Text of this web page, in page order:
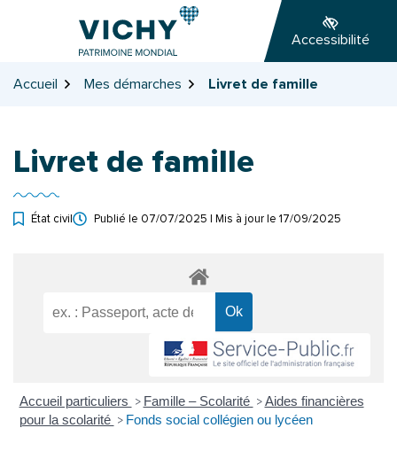
page
Accessibilité
Accueil Mes démarches Livret de famille
Livret de famille
État civil Publié le 07/07/2025 | Mis à jour le 17/09/2025
Accueil particuliers > Famille – Scolarité > Aides financières
pour la scolarité > Fonds social collégien ou lycéen